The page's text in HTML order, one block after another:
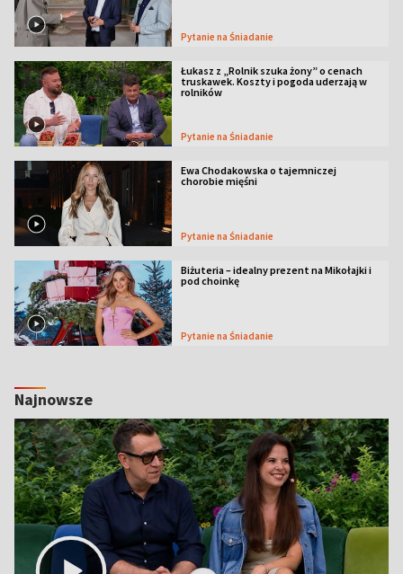
Pytanie na Śniadanie
Łukasz z „Rolnik szuka żony” o cenach
truskawek. Koszty i pogoda uderzają w
rolników
Pytanie na Śniadanie
Ewa Chodakowska o tajemniczej
chorobie mięśni
Pytanie na Śniadanie
Biżuteria – idealny prezent na Mikołajki i
pod choinkę
Pytanie na Śniadanie
Najnowsze